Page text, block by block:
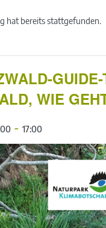
hat bereits stattgefunden.
WIE
- 17:00